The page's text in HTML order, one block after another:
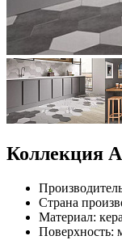
Коллекция
Страна
Материал:
Поверхность: